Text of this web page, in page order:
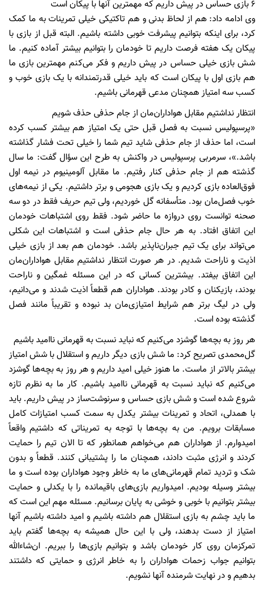
6 بازی حساس در پیش داریم که مهمترین آنها با پیکان است
وی ادامه داد: هم از لحاظ بدنی و هم تاکتیکی خیلی تمرینات به ما کمک
کرد، برای اینکه بتوانیم پیشرفت خوبی داشته باشیم. البته قبل از بازی با
پیکان یک هفته فرصت داریم تا خودمان را بتوانیم بیشتر آماده کنیم. ما
شش بازی خیلی حساس در پیش داریم و فکر می‌کنم مهمترین بازی ما
هم بازی اول با پیکان است که باید خیلی قدرتمندانه با یک بازی خوب و
کسب سه امتیاز همچنان مدعی قهرمانی باشیم.
انتظار نداشتیم مقابل هواداران‌مان از جام حذفی حذف شویم
«پرسپولیس نسبت به فصل قبل حتی یک امتیاز هم بیشتر کسب کرده
است، اما حذف از جام حذفی شاید تیم شما را خیلی تحت فشار گذاشته
باشد.»، سرمربی پرسپولیس در واکنش به طرح این سؤال گفت: ما سال
گذشته هم از جام حذفی کنار رفتیم. ما مقابل آلومینیوم در نیمه اول
فوق‌العاده بازی کردیم و یک بازی هجومی و برتر داشتیم. یکی از نیمه‌های
خوب فصل‌مان بود. متأسفانه گل خوردیم، ولی تیم حریف فقط در دو سه
صحنه توانست روی دروازه ما حاضر شود. فقط روی اشتباهات خودمان
این اتفاق افتاد. به هر حال جام حذفی است و اشتباهات این شکلی
می‌تواند برای یک تیم جبران‌ناپذیر باشد. خودمان هم بعد از بازی خیلی
اذیت و ناراحت شدیم. در هر صورت انتظار نداشتیم مقابل هواداران‌مان
این اتفاق بیفتد. بیشترین کسانی که در این مسئله غمگین و ناراحت
بودند، بازیکنان و کادر بودند. هواداران هم قطعاً اذیت شدند و می‌دانیم،
ولی در لیگ برتر هم شرایط امتیازی‌مان بد نبوده و تقریباً مانند فصل
گذشته بوده است.
هر روز به بچه‌ها گوشزد می‌کنیم که نباید نسبت به قهرمانی ناامید باشیم
گل‌محمدی تصریح کرد: ما شش بازی دیگر داریم و استقلال با شش امتیاز
بیشتر بالاتر از ماست. ما هنوز خیلی امید داریم و هر روز به بچه‌ها گوشزد
می‌کنیم که نباید نسبت به قهرمانی ناامید باشیم. کار ما به نظرم تازه
شروع شده است و شش بازی حساس و سرنوشت‌ساز در پیش داریم. باید
با همدلی، اتحاد و تمرینات بیشتر یکدل به سمت کسب امتیازات کامل
مسابقات برویم. من به بچه‌ها با توجه به تمریناتی که داشتیم واقعاً
امیدوارم. از هواداران هم می‌خواهم همانطور که تا الان تیم را حمایت
کردند و انرژی مثبت دادند، همچنان ما را پشتیبانی کنند. قطعاً و بدون
شک و تردید تمام قهرمانی‌های ما به خاطر وجود هواداران بوده است و ما
بیشتر وسیله بودیم. امیدواریم بازی‌های باقیمانده را با یکدلی و حمایت
بیشتر بتوانیم با خوبی و خوشی به پایان برسانیم. مسئله مهم این است که
ما باید چشم به بازی استقلال هم داشته باشیم و امید داشته باشیم آنها
امتیاز از دست بدهند، ولی با این حال همیشه به بچه‌ها گفتم باید
تمرکزمان روی کار خودمان باشد و بتوانیم بازی‌ها را ببریم. ان‌شاءالله
بتوانیم جواب زحمات هواداران را به خاطر انرژی و حمایتی که داشتند
بدهیم و در نهایت شرمنده آنها نشویم.